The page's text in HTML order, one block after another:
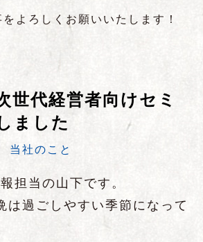
よろしくお願いいたします！
世代経営者向けセミ
ました
当社のこと
担当の山下です。
は過ごしやすい季節になって